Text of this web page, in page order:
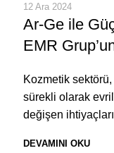
12 Ara 2024
Ar-Ge ile
EMR
Kozmetik
sürekli olarak
değişen
DEVAMINI OKU